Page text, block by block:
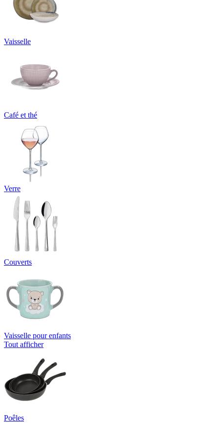
Vaisselle
Café et thé
Verre
Couverts
Vaisselle pour enfants
Tout afficher
Poêles